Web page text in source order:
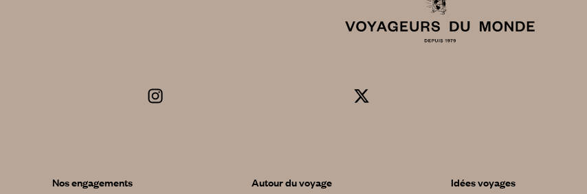
Nos engagements
Autour du voyage
Idées voyages